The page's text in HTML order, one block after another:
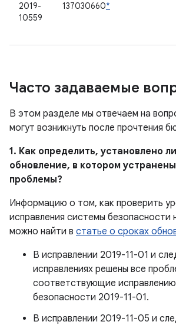
2019-
10559
137030660*
Часто задаваемые
В этом разделе мы отвечаем на
могут возникнуть после прочтения
1. Как определить, установлено
обновление, в котором
проблемы?
Информацию о том, как проверить
исправления системы безопасности
можно найти в статье о сроках
В исправлении 2019-11-01 и
исправлениях решены все
соответствующие
безопасности 2019-11-01.
В исправлении 2019-11-05 и